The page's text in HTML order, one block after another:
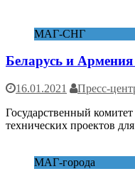
МАГ-СНГ
Беларусь и Армения
16.01.2021 Пресс-
Государственный
технических проектов
МАГ-города